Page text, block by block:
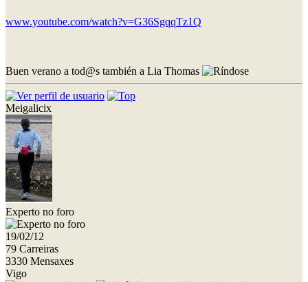
www.youtube.com/watch?v=G36SgqqTz1Q
Buen verano a tod@s también a Lia Thomas
Meigalicix
Experto no foro
19/02/12
79 Carreiras
3330 Mensaxes
Vigo